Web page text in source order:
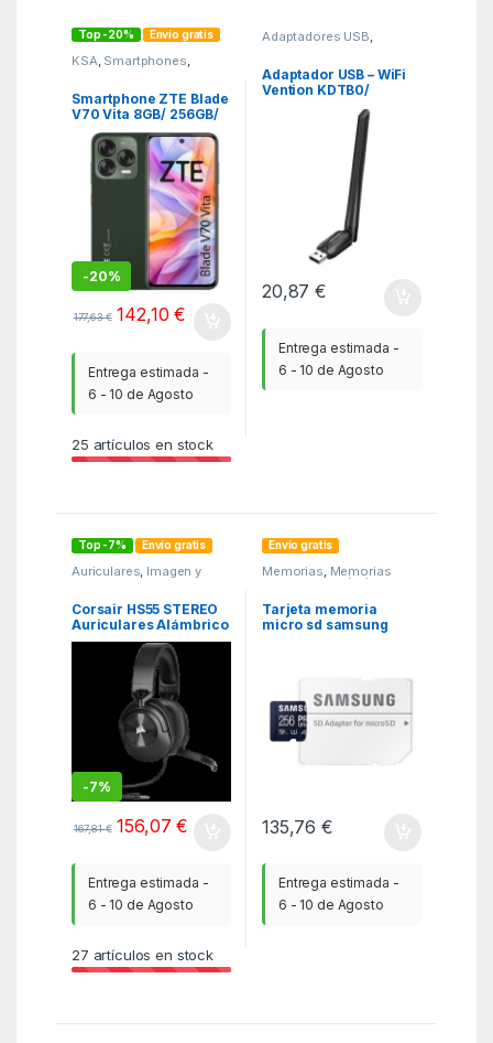
Top -20% Envío gratis
KSA Smartphones
SmartPhones y Moviles
Smartphone ZTE Blade
V70 Vita 8GB/ 256GB/
6.7″/ Verde
-20%
177,63€ 142,10€
Entrega estimada -
6 - 10 de Agosto
25 artículos en stock
Adaptadores USB
Adaptadores USB ,
Adaptador USB – WiFi
Vention KDTB0/
20,87€
Entrega estimada -
6 - 10 de Agosto
Top -7% Envío gratis
Auriculares, Imagen y
Corsair HS55 STEREO
Auriculares Alámbrico
De mano Juego
-7%
167,81€ 156,07€
Entrega estimada -
6 - 10 de Agosto
27 artículos en stock
Envío gratis
Memorias, Memorias
secure digital (sd)
Tarjeta memoria
micro sd samsung
135,76€
Entrega estimada -
6 - 10 de Agosto